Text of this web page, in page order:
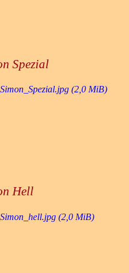
Spezial
(2,0 MiB)
Hell
(2,0 MiB)